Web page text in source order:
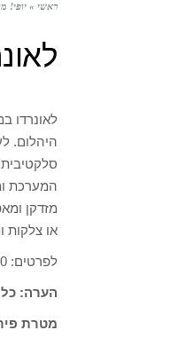
ראשי » יופי!
היהלום.
המערכת
מזדקן
או צלקות
לפרטים: 077-5100100.
הערה:
מטרת